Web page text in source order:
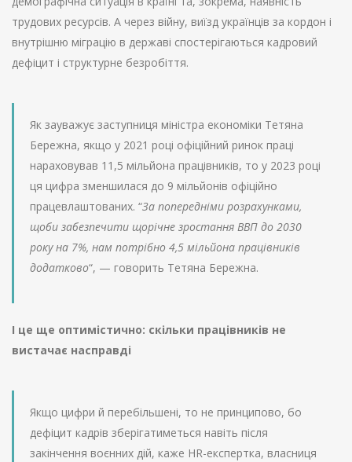
трудових ресурсів. А через війну, виїзд українців за кордон і
внутрішню міграцію в державі спостерігаються кадровий
дефіцит і структурне безробіття.
Як зауважує заступниця міністра економіки Тетяна
Бережна, якщо у 2021 році офіційний ринок праці
нараховував 11,5 мільйона працівників, то у 2023 році
ця цифра зменшилася до 9 мільйонів офіційно
працевлаштованих. “За попередніми розрахунками,
щоби забезпечити щорічне зростання ВВП до 2030
року на 7%, нам потрібно 4,5 мільйона працівників
додатково“, — говорить Тетяна Бережна.
І це ще оптимістично: скільки працівників не
вистачає насправді
Якщо цифри й перебільшені, то не принципово, бо
дефіцит кадрів зберігатиметься навіть після
закінчення воєнних дій, каже HR-експертка, власниця